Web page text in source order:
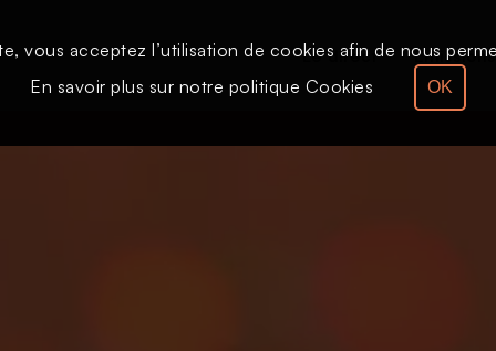
Le direct Émissions
vous acceptez l’utilisation de cookies afin de nous
En savoir plus sur notre politique Cookies
OK